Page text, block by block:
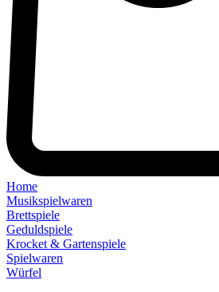
Home
Musikspielwaren
Brettspiele
Geduldspiele
Krocket & Gartenspiele
Spielwaren
Würfel